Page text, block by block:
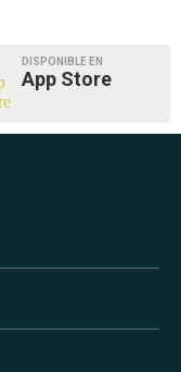
DISPONIBLE EN
App Store